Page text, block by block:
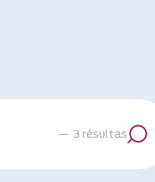
— 3 résultas